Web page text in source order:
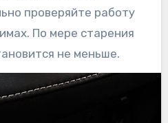
проверяйте работу
По мере старения
не меньше.